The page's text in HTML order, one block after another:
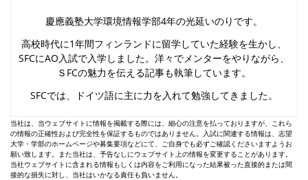
慶應義塾大学環境情報学部4年の光延いのりです。
高校時代に1年間フィンランドに留学していた経験を生かし、
SFCにAO入試で入学しました。洋々でメンターをやりながら、
ＳFCの魅力を伝える記事も執筆しています。
SFCでは、ドイツ語に主に力を入れて勉強してきました。
当社は、当ウェブサイトに情報を掲載する際には、細心の注意を払っておりますが、これら
の情報の正確性および完全性を保証するものではありません。入試に関連する情報は、志望
大学・学部のホームページや募集要項などにて、ご自身でも必ずご確認くださいますようお
願い致します。また当社は、予告なしにウェブサイト上の情報を変更することがあります。
当社ウェブサイトに含まれる情報もしくは内容をご利用になった結果被った直接的または間
接的な損失に対し、当社はいかなる責任も負いません。